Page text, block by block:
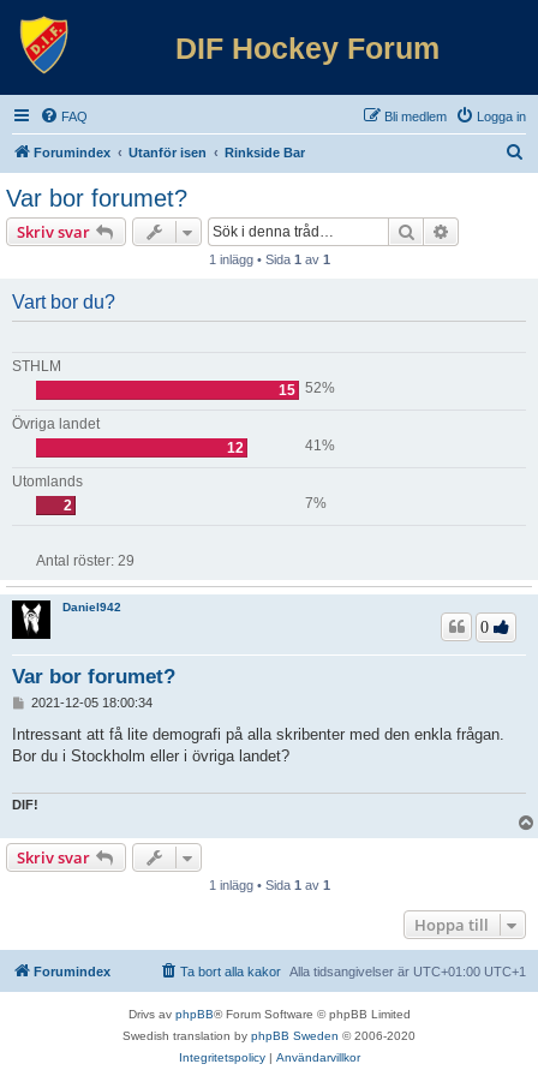
DIF Hockey Forum
FAQ Logga in
Bli medlem
Forumindex Utanför isen Rinkside Bar
Var bor forumet?
Skriv svar Sök
1 inlägg • Sida 1 av 1
Vart bor du?
STHLM
15 52%
Övriga landet
12
41%
Utomlands
2
7%
Antal röster: 29
Daniel942
Var bor forumet?
0
l
g
2021-12-05 18:00:34
Intressant att få lite demografi på alla skribenter med den enkla frågan.
Bor du i Stockholm eller i övriga landet?
DIF!
Skriv svar
1 inlägg • Sida 1 av 1
Hoppa till
Forumindex Alla tidsangivelser är UTC+01:00 UTC+1
Ta bort alla kakor
Drivs av phpBB® Forum Software © phpBB Limited
Swedish translation by phpBB Sweden © 2006-2020
Integritetspolicy| Användarvillkor